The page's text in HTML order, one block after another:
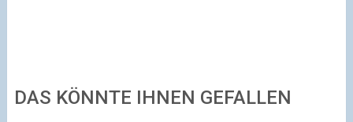
DAS KÖNNTE IHNEN GEFALLEN